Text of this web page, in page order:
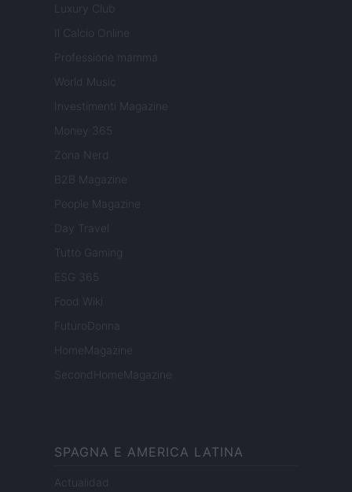
Luxury Club
Il Calcio Online
Professione mamma
World Music
Investimenti Magazine
Money 365
Zona Nerd
B2B Magazine
People Magazine
Day Travel
Tutto Gaming
ESG 365
Food Wiki
FuturoDonna
HomeMagazine
SecondHomeMagazine
SPAGNA E AMERICA LATINA
Actualidad